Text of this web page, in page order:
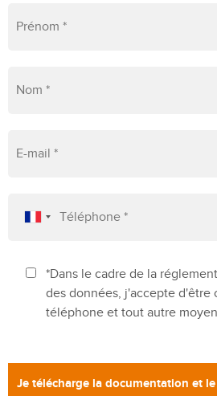
*Dans le cadre de la
des données, j'accepte d'être
téléphone et tout autre